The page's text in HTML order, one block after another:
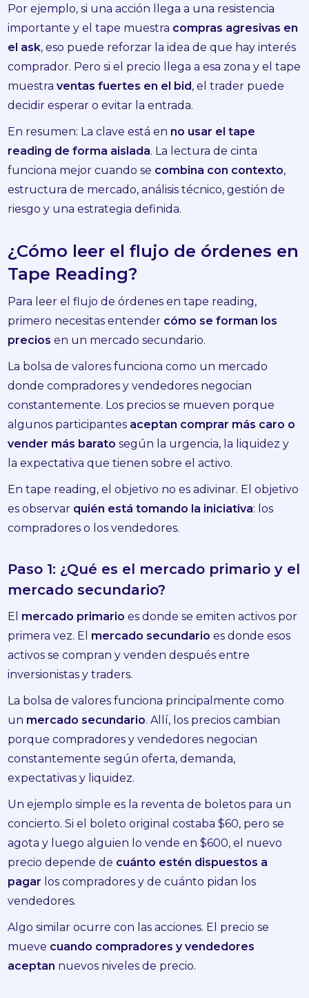
Por ejemplo, si una acción llega a una resistencia
importante y el tape muestra compras agresivas en
el ask, eso puede reforzar la idea de que hay interés
comprador. Pero si el precio llega a esa zona y el tape
muestraventas fuertes en el bid , el trader puede
decidir esperar o evitar la entrada.
En resumen: La clave está en no usar el tape
reading de forma aislada. La lectura de cinta
funciona mejor cuando se combina con contexto,
estructura de mercado, análisis técnico, gestión de
riesgo y una estrategia definida.
¿Cómo leer el flujo de órdenes en
Tape Reading?
Para leer el flujo de órdenes en tape reading,
primero necesitas entender cómo se forman los
precios en un mercado secundario.
La bolsa de valores funciona como un mercado
donde compradores y vendedores negocian
constantemente. Los precios se mueven porque
algunos participantes aceptan comprar más caro o
vender más barato según la urgencia, la liquidez y
la expectativa que tienen sobre el activo.
En tape reading, el objetivo no es adivinar. El objetivo
es observar quién está tomando la iniciativa: los
compradores o los vendedores.
Paso 1: ¿Qué es el mercado primario y el
mercado secundario?
El mercado primario es donde se emiten activos por
primera vez. El mercado secundario es donde esos
activos se compran y venden después entre
inversionistas y traders.
La bolsa de valores funciona principalmente como
un mercado secundario. Allí, los precios cambian
porque compradores y vendedores negocian
constantemente según oferta, demanda,
expectativas y liquidez.
Un ejemplo simple es la reventa de boletos para un
concierto. Si el boleto original costaba $60, pero se
agota y luego alguien lo vende en $600, el nuevo
precio depende de cuánto estén dispuestos a
pagar los compradores y de cuánto pidan los
vendedores.
Algo similar ocurre con las acciones. El precio se
mueve cuando compradores y vendedores
aceptan nuevos niveles de precio.